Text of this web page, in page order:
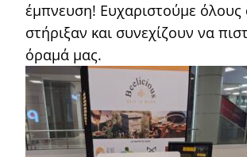
έμπνευση! Ευχαριστούμε όλους
στήριξαν και συνεχίζουν να
όραμά μας.